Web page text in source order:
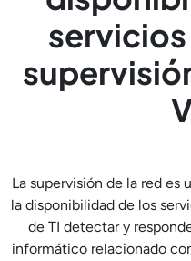
servicios
La supervisión de la red es
la disponibilidad de los
de TI detectar y
informático relacionado